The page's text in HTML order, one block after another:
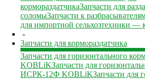
кормораздатчикаЗапчасти для
соломыЗапчасти к
для импортной сельхозтехники —
-
Запчасти для кормораздатчика
Запчасти для горизонтального
KOBLiKЗапчасти для
ИСРК-12Ф KOBLiKЗапчасти для